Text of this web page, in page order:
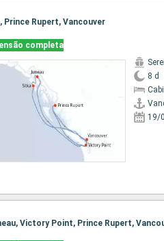
Prince Rupert, Vancouver
completa
8 d
19/
Victory Point, Prince Rupert,